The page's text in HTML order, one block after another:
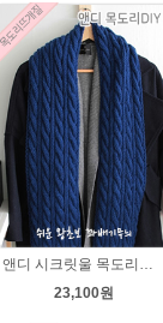
앤디 시크릿울 목도리뜨기 패키지
23,100원